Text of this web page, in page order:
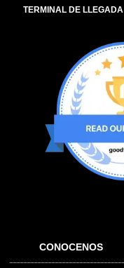
TERMINAL DE LLEGADA
CONOCENOS